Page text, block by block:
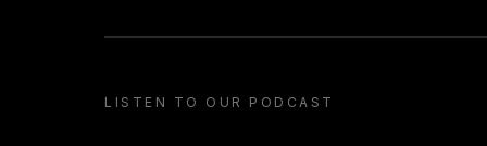
LISTEN TO OUR PODCAST